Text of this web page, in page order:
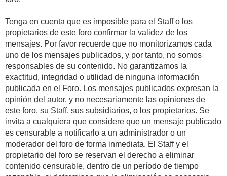
Tenga en cuenta que es imposible para el Staff o los
propietarios de este foro confirmar la validez de los
mensajes. Por favor recuerde que no monitorizamos cada
uno de los mensajes publicados, y por tanto, no somos
responsables de su contenido. No garantizamos la
exactitud, integridad o utilidad de ninguna información
publicada en el Foro. Los mensajes publicados expresan la
opinión del autor, y no necesariamente las opiniones de
este foro, su Staff, sus subsidiarios, o los propietarios. Se
invita a cualquiera que considere que un mensaje publicado
es censurable a notificarlo a un administrador o un
moderador del foro de forma inmediata. El Staff y el
propietario del foro se reservan el derecho a eliminar
contenido censurable, dentro de un período de tiempo